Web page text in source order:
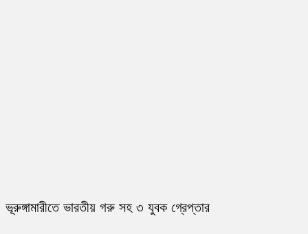
ভূরুঙ্গামারীতে ভারতীয় গরু সহ ৩ যুবক গ্রেপ্তার